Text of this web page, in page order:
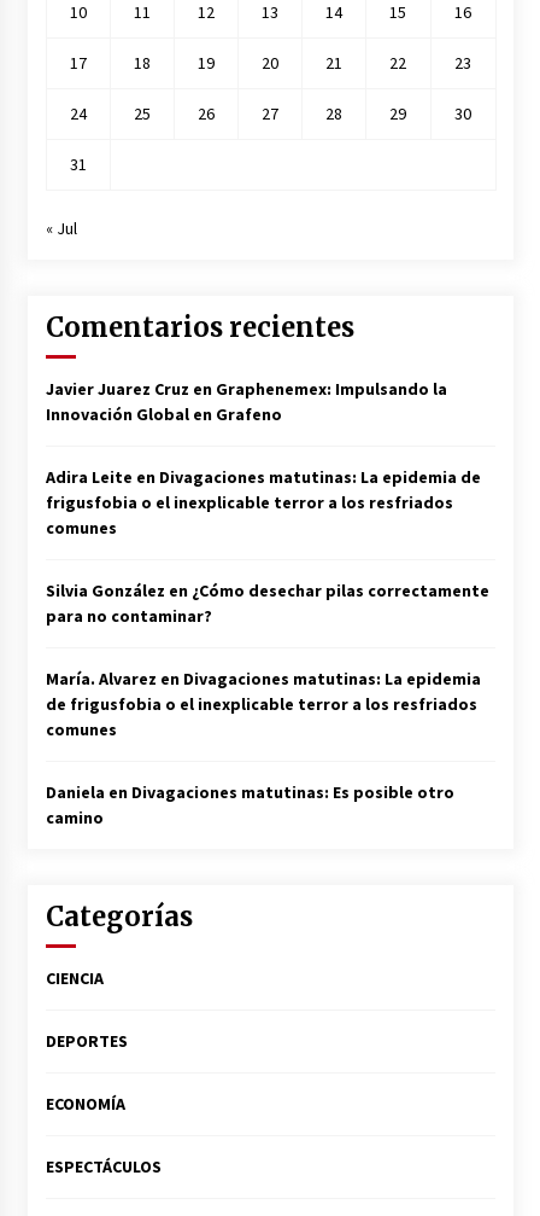
10 11 12 13 14 15 16
17 18 19 20 21 22 23
24 25 26 27 28 29 30
31
« Jul
Comentarios recientes
Javier Juarez Cruz en Graphenemex: Impulsando la
Innovación Global en Grafeno
Adira Leite en Divagaciones matutinas: La epidemia de
frigusfobia o el inexplicable terror a los resfriados
comunes
Silvia González en ¿Cómo desechar pilas correctamente
para no contaminar?
María. Alvarez en Divagaciones matutinas: La epidemia
de frigusfobia o el inexplicable terror a los resfriados
comunes
Daniela en Divagaciones matutinas: Es posible otro
camino
Categorías
CIENCIA
DEPORTES
ECONOMÍA
ESPECTÁCULOS